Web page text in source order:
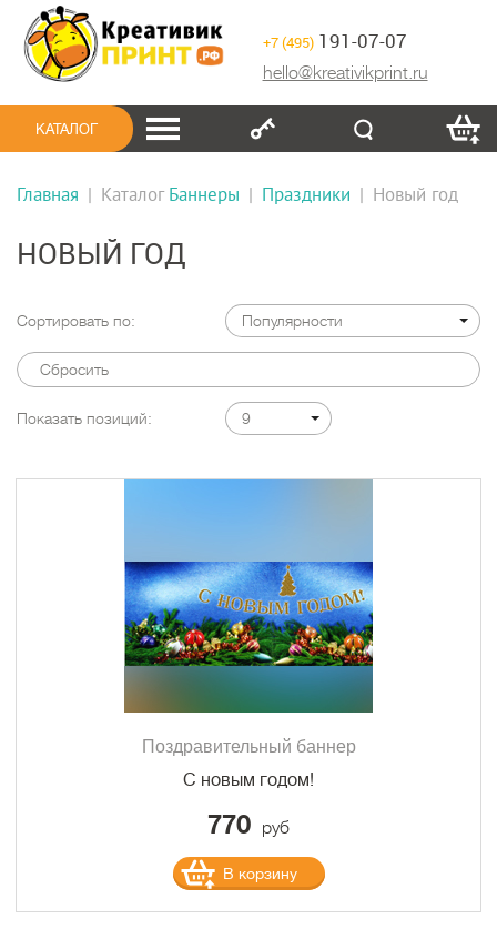
+7 (495)191-07-07
hello@kreativikprint.ru
КАТАЛОГ
Главная | КаталогБаннеры | Праздники | Новый год
НОВЫЙ ГОД
Сортировать по: Популярности
Сбросить
Показать позиций: 9
Поздравительный баннер
С новым годом!
770 руб
В корзину